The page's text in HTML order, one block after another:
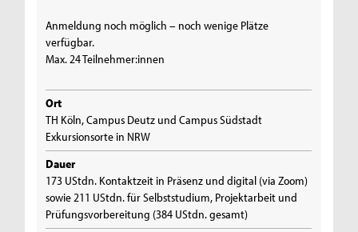
Anmeldung noch möglich – noch wenige Plätze
verfügbar.
Max. 24 Teilnehmer:innen
Ort
TH Köln, Campus Deutz und Campus Südstadt
Exkursionsorte in NRW
Dauer
173 UStdn. Kontaktzeit in Präsenz und digital (via Zoom)
sowie 211 UStdn. für Selbststudium, Projektarbeit und
Prüfungsvorbereitung (384 UStdn. gesamt)